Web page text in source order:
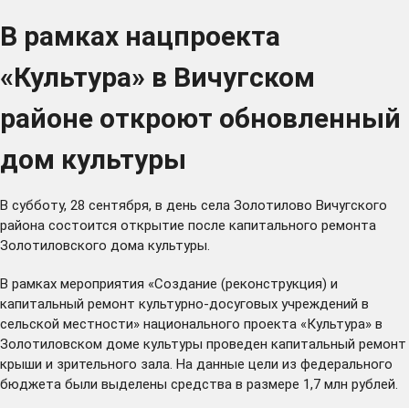
В рамках нацпроекта
«Культура» в Вичугском
районе откроют обновленный
дом культуры
В субботу, 28 сентября, в день села Золотилово Вичугского
района состоится открытие после капитального ремонта
Золотиловского дома культуры.
В рамках мероприятия «Создание (реконструкция) и
капитальный ремонт культурно-досуговых учреждений в
сельской местности» национального проекта «Культура» в
Золотиловском доме культуры проведен капитальный ремонт
крыши и зрительного зала. На данные цели из федерального
бюджета были выделены средства в размере 1,7 млн рублей.